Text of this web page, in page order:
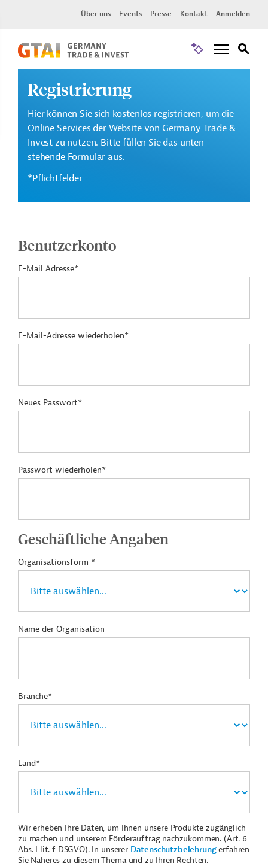
Über uns Events Presse Kontakt Anmelden
Registrierung
Hier können Sie sich kostenlos registrieren, um die
Online Services der Website von Germany Trade &
Invest zu nutzen. Bitte füllen Sie das unten
stehende Formular aus.
*Pflichtfelder
Benutzerkonto
E-Mail Adresse*
E-Mail-Adresse wiederholen*
Neues Passwort*
Passwort wiederholen*
Geschäftliche Angaben
Organisationsform *
Name der Organisation
Branche*
Land*
Wir erheben Ihre Daten, um Ihnen unsere Produkte zugänglich
zu machen und unserem Förderauftrag nachzukommen. (Art. 6
Abs. I lit. f DSGVO). In unserer Datenschutzbelehrungerfahren
Sie Näheres zu diesem Thema und zu Ihren Rechten.